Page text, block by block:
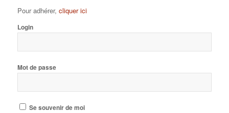
Pour adhérer, cliquer ici
Login
Mot de passe
Se souvenir de moi